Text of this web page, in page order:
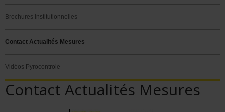
Brochures Institutionnelles
Contact Actualités Mesures
Vidéos Pyrocontrole
Contact Actualités Mesures